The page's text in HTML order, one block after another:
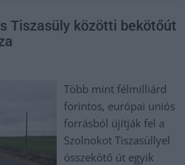
Tiszasüly közötti bekötőút
Több mint félmilliárd
forintos, európai uniós
forrásból újítják fel a
Szolnokot Tiszasüllyel
összekötő út egyik